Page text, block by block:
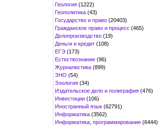
Геология (1222)
Геополитика (43)
Государство и право (20403)
Гражданское право и процесс (465)
Делопроизводство (19)
Деньги и кредит (108)
ЕГЭ (173)
Естествознание (96)
Журналистика (899)
ЗНО (54)
Зоология (34)
Издательское дело и полиграфия (476)
Инвестиции (106)
Иностранный язык (62791)
Информатика (3562)
Информатика, программирование (6444)